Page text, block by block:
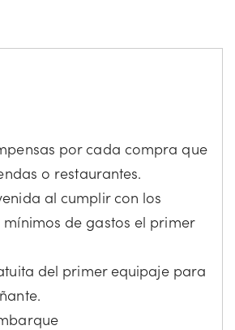
por cada compra que
o restaurantes.
al cumplir con los
de gastos el primer
del primer equipaje para